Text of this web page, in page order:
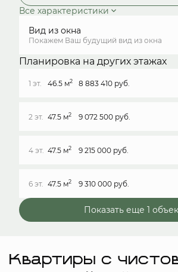
Все характеристики
Вид из окна
Покажем Ваш будущий вид из окна
Планировка на других этажах
1 эт. 46.5 м2 8 883 410 руб.
2 эт. 47.5 м2 9 072 500 руб.
4 эт. 47.5 м2 9 215 000 руб.
6 эт. 47.5 м2 9 310 000 руб.
Показать еще 1
Квартиры с